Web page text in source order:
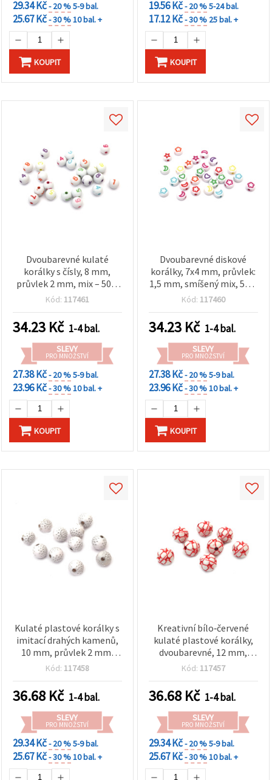
29.34 Kč- 20 %5-9 bal.
25.67 Kč- 30 %10 bal. +
KOUPIT
19.56 Kč- 20 %5-24 bal.
17.12 Kč- 30 % 25 bal. +
KOUPIT
Dvoubarevné kulaté
korálky s čísly, 8 mm,
průvlek 2 mm, mix – 50 g
(~150 ks), na náramky,
Kód: 117461
34.23 Kč 1-4 bal.
SLEVY
PRO MNOŽSTVÍ
27.38 Kč- 20 %5-9 bal.
23.96 Kč- 30 %10 bal. +
KOUPIT
Dvoubarevné diskové
korálky, 7x4 mm, průvlek:
1,5 mm, smíšený mix, 50 g
(~400 ks)
Kód: 117460
34.23 Kč 1-4 bal.
SLEVY
PRO MNOŽSTVÍ
27.38 Kč- 20 %5-9 bal.
23.96 Kč- 30 %10 bal. +
KOUPIT
Kulaté plastové korálky s
imitací drahých kamenů,
10 mm, průvlek 2 mm,
bílé – 50 g (cca 85 ks)
Kód: 117458
36.68 Kč 1-4 bal.
SLEVY
PRO MNOŽSTVÍ
29.34 Kč- 20 %5-9 bal.
25.67 Kč- 30 %10 bal. +
Kreativní bílo‑červené
kulaté plastové korálky,
dvoubarevné, 12 mm,
průvlek 2 mm – balení 50
ručně vyráběné doplňky
Kód: 117457
36.68 Kč 1-4 bal.
SLEVY
PRO MNOŽSTVÍ
29.34 Kč- 20 %5-9 bal.
25.67 Kč- 30 %10 bal. +